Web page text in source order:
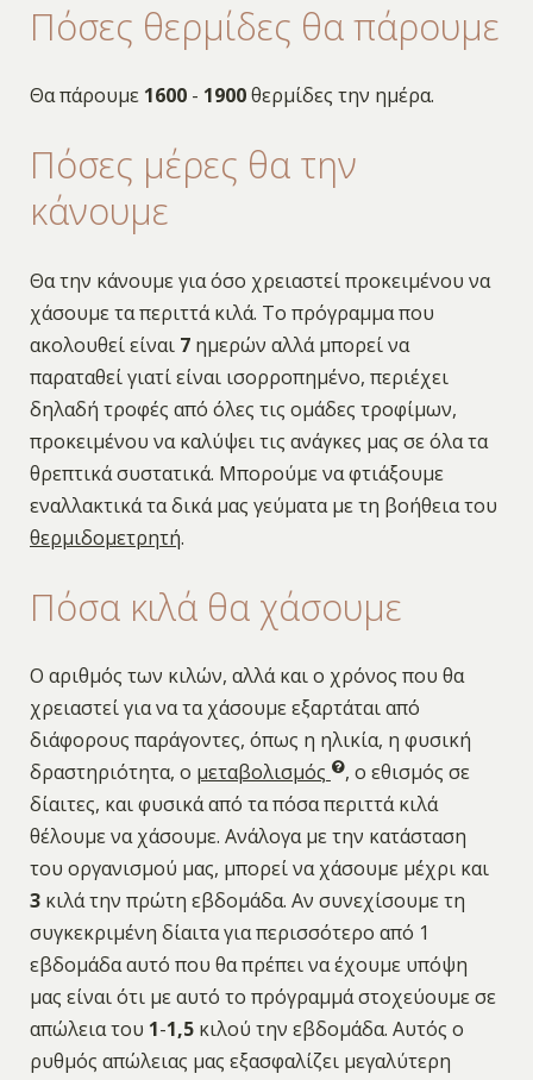
Πόσες θερμίδες θα πάρουμε
Θα πάρουμε 1600- 1900θερμίδες την ημέρα.
Πόσες μέρες θα την
κάνουμε
Θα την κάνουμε για όσο χρειαστεί προκειμένου να
χάσουμε τα περιττά κιλά. Το πρόγραμμα που
ακολουθεί είναι 7ημερών αλλά μπορεί να
παραταθεί γιατί είναι ισορροπημένο, περιέχει
δηλαδή τροφές από όλες τις ομάδες τροφίμων,
προκειμένου να καλύψει τις ανάγκες μας σε όλα τα
θρεπτικά συστατικά. Μπορούμε να φτιάξουμε
εναλλακτικά τα δικά μας γεύματα με τη βοήθεια του
θερμιδομετρητή.
Πόσα κιλά θα χάσουμε
Ο αριθμός των κιλών, αλλά και ο χρόνος που θα
χρειαστεί για να τα χάσουμε εξαρτάται από
διάφορους παράγοντες, όπως η ηλικία, η φυσική
δραστηριότητα, ο μεταβολισμός
, ο εθισμός σε
δίαιτες, και φυσικά από τα πόσα περιττά κιλά
θέλουμε να χάσουμε. Ανάλογα με την κατάσταση
του οργανισμού μας, μπορεί να χάσουμε μέχρι και
3κιλά την πρώτη εβδομάδα. Αν συνεχίσουμε τη
συγκεκριμένη δίαιτα για περισσότερο από 1
εβδομάδα αυτό που θα πρέπει να έχουμε υπόψη
μας είναι ότι με αυτό το πρόγραμμά στοχεύουμε σε
απώλεια του 1-1,5κιλού την εβδομάδα. Αυτός ο
ρυθμός απώλειας μας εξασφαλίζει μεγαλύτερη